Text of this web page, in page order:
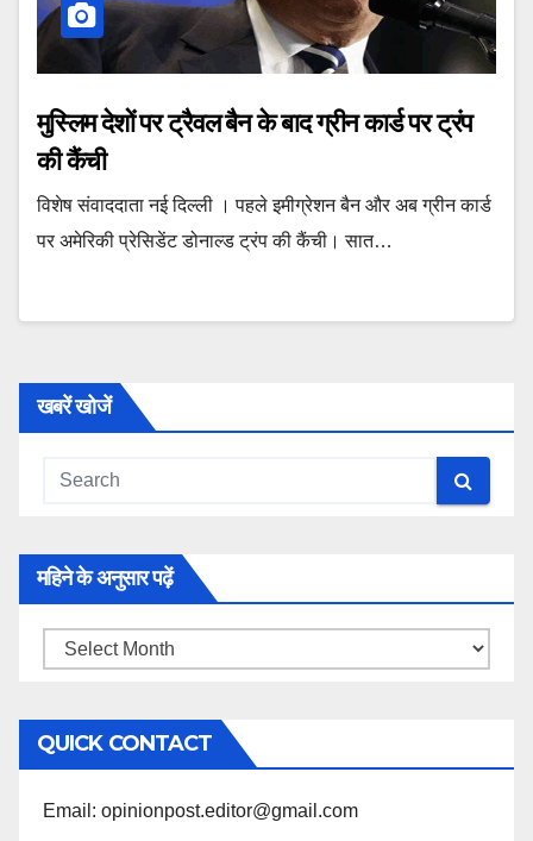
मुस्लिम देशों पर ट्रैवल बैन के बाद ग्रीन कार्ड पर ट्रंप
की कैंची
विशेष संवाददाता नई दिल्ली । पहले इमीग्रेशन बैन और अब ग्रीन कार्ड
पर अमेरिकी प्रेसिडेंट डोनाल्ड ट्रंप की कैंची। सात…
खबरें खोजें
महिने के अनुसार पढ़ें
महिने
अनुसार
पढ़ें
QUICK CONTACT
Email: opinionpost.editor@gmail.com